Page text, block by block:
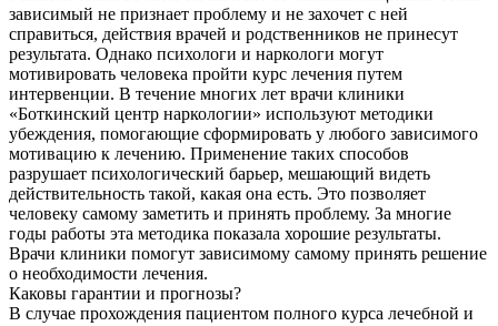
зависимый не признает проблему и не захочет с ней
справиться, действия врачей и родственников не принесут
результата. Однако психологи и наркологи могут
мотивировать человека пройти курс лечения путем
интервенции. В течение многих лет врачи клиники
«Боткинский центр наркологии» используют методики
убеждения, помогающие сформировать у любого зависимого
мотивацию к лечению. Применение таких способов
разрушает психологический барьер, мешающий видеть
действительность такой, какая она есть. Это позволяет
человеку самому заметить и принять проблему. За многие
годы работы эта методика показала хорошие результаты.
Врачи клиники помогут зависимому самому принять решение
о необходимости лечения.
Каковы гарантии и прогнозы?
В случае прохождения пациентом полного курса лечебной и